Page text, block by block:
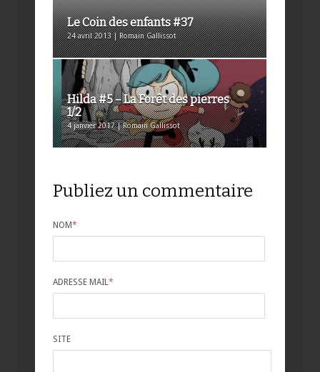
Le Coin des enfants #37
24 avril 2013 | Romain Gallissot
Hilda #5 – La Forêt des pierres
1/2
4 janvier 2017 | Romain Gallissot
Publiez un commentaire
NOM*
ADRESSE MAIL *
SITE